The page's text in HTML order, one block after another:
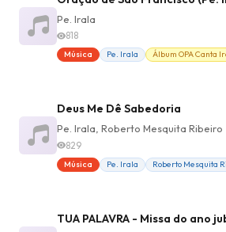
Pe. Irala
818
Música Pe. Irala Álbum OPA Canta
Deus Me Dê Sabedoria
Pe. Irala, Roberto Mesquita Ribeiro
829
Música Pe. Irala Roberto Mesquita